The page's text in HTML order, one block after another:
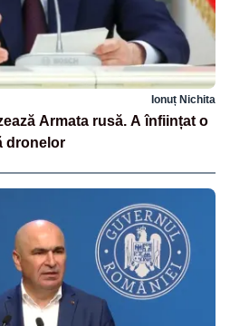
Ionuț Nichita
Armata rusă. A înființat o
dronelor